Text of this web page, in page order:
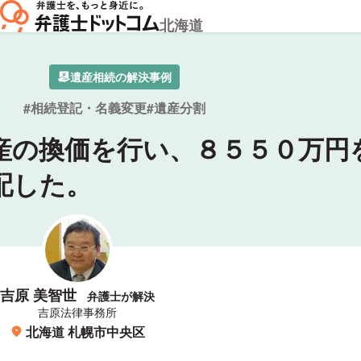
北海道
遺産相続の解決事例
相続登記・名義変更 遺産分割
の換価を行い、８５５０万円
た。
吉原 美智世
弁護士が解決
所属事務所
吉原法律事務所
所在地
北海道 札幌市中央区